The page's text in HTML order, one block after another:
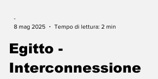
8 mag 2025
Tempo di lettura: 2 min